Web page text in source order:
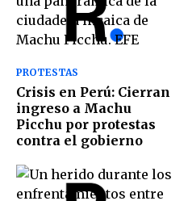
PROTESTAS
Crisis en Perú: Cierran
ingreso a Machu
Picchu por protestas
contra el gobierno